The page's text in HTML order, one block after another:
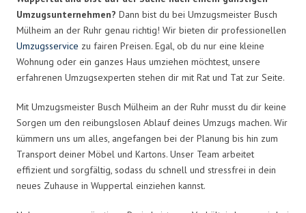
Umzugsunternehmen? Dann bist du bei Umzugsmeister Busch
Mülheim an der Ruhr genau richtig! Wir bieten dir professionellen
Umzugsservice zu fairen Preisen. Egal, ob du nur eine kleine
Wohnung oder ein ganzes Haus umziehen möchtest, unsere
erfahrenen Umzugsexperten stehen dir mit Rat und Tat zur Seite.
Mit Umzugsmeister Busch Mülheim an der Ruhr musst du dir keine
Sorgen um den reibungslosen Ablauf deines Umzugs machen. Wir
kümmern uns um alles, angefangen bei der Planung bis hin zum
Transport deiner Möbel und Kartons. Unser Team arbeitet
effizient und sorgfältig, sodass du schnell und stressfrei in dein
neues Zuhause in Wuppertal einziehen kannst.